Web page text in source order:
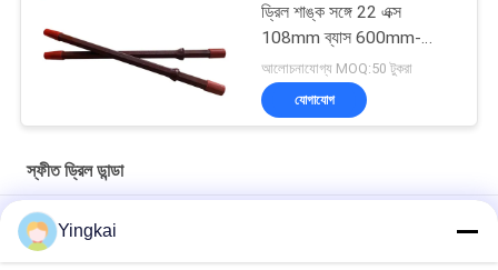
ড্রিল শাঙ্ক সঙ্গে 22 এক্স
108mm ব্যাস 600mm-
6000mm
আলোচনাযোগ্য MOQ:50 টুকরা
যোগাযোগ
স্ফীত ড্রিল ডান্ডা
2 ইঞ্চি 4 ইঞ্চি 7 ডিগ্রি হেক্স 22 শ্যাঙ্ক টাংস্টেন কার্বাইড টেপারড ড্রিল রড
খনন সরঞ্জাম টেপারড ড্রিল রড 7 11 এবং 12 ডিগ্রি টেকসই হেক্সাগোনাল রক
Yingkai